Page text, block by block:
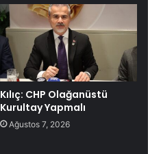
Kılıç: CHP Olağanüstü
Kurultay Yapmalı
Ağustos 7, 2026